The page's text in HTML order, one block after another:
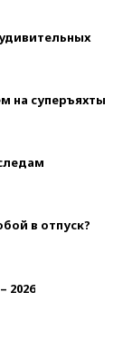
на суперъяхты
в отпуск?
2026